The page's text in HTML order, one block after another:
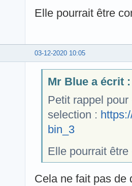
Elle pourrait être
03-12-2020 10:05
Mr Blue a écrit :
Petit rappel
selection :
bin_3
Elle pourrait
Cela ne fait pas de